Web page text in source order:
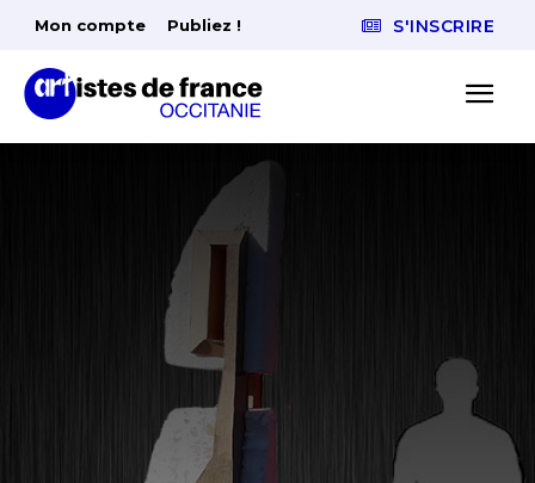
Mon compte Publiez ! S'INSCRIRE